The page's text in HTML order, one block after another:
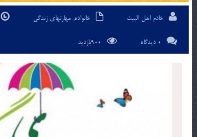
خادم اهل البیت خانواده, مهارتهای زندگی
0 دیدگاه